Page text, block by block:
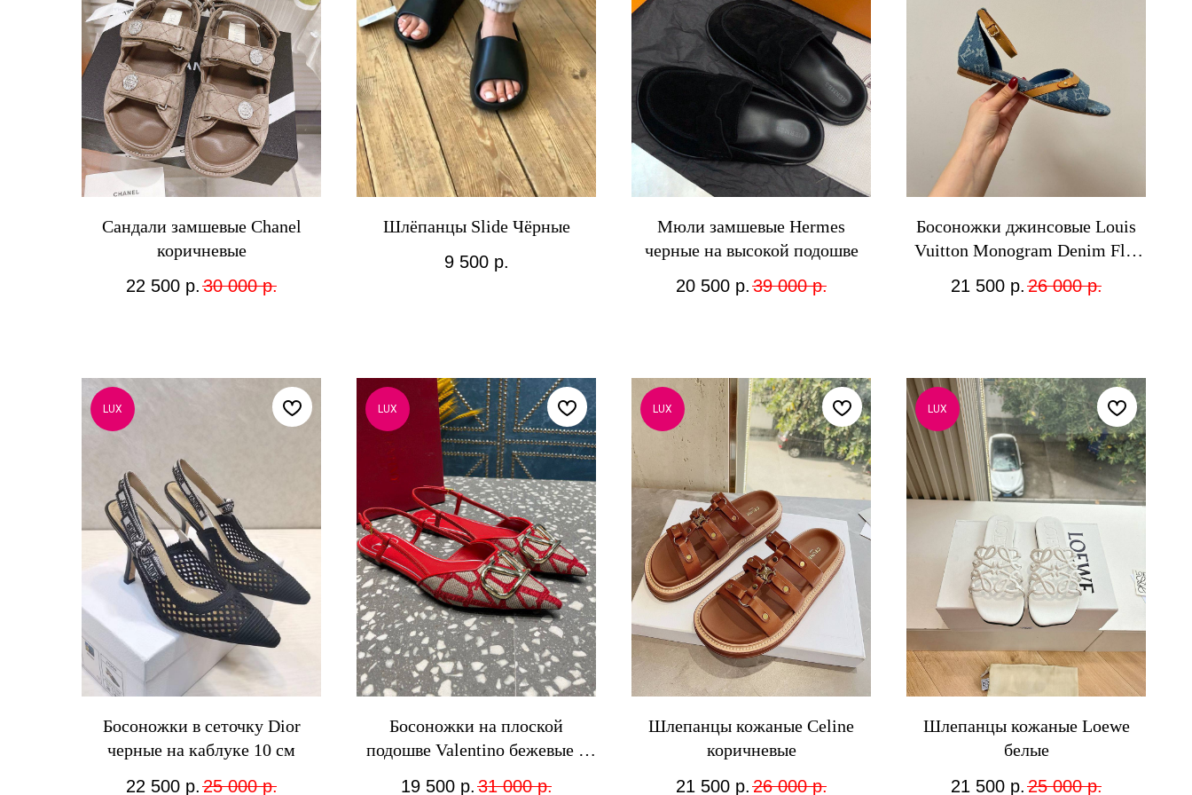
Сандали замшевые Chanel
коричневые
22 500 р. 30 000 р.
Шлёпанцы Slide Чёрные
9 500 р.
Мюли замшевые Hermes
черные на высокой подошве
20 500 р. 39 000 р.
Босоножки джинсовые Louis
Vuitton Monogram Denim Flat
21 500 р. 26 000 р.
LUX
Босоножки в сеточку Dior
черные на каблуке 10 см
22 500 р. 25 000 р.
LUX
Босоножки на плоской
подошве Valentino бежевые с
19 500 р. 31 000 р.
LUX
Шлепанцы кожаные Celine
коричневые
21 500 р. 26 000 р.
LUX
Шлепанцы кожаные Loewe
белые
21 500 р. 25 000 р.